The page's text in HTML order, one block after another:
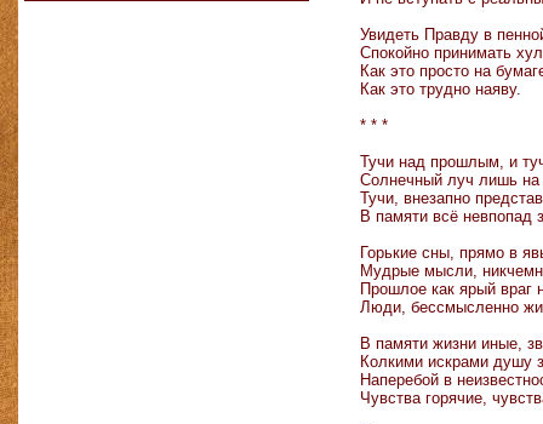
Увидеть Правду в
Спокойно принимать
Как это просто на
Как это трудно наяву.
* * *
Тучи над прошлым, и
Солнечный луч лишь на
Тучи, внезапно
В памяти всё невпопад
Горькие сны, прямо в
Мудрые мысли,
Прошлое как ярый враг
Люди, бессмысленно
В памяти жизни иные,
Колкими искрами душу
Наперебой в
Чувства горячие,